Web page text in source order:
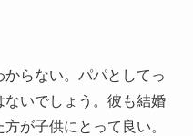
らない。パパとしてっ
いでしょう。彼も結婚
が子供にとって良い。